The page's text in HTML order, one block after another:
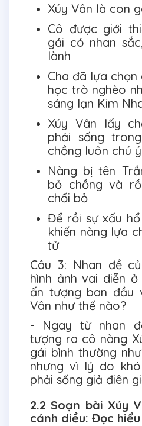
Xúy Vân là con
Cô được giới
gái có nhan
lành
Cha đã lựa
học trò nghèo
sáng lạn Kim
Xúy Vân lấy
phải sống
chồng luôn chú
Nàng bị tên
bỏ chồng và
chối bỏ
Để rồi sự xấu
khiến nàng lựa
tử
Câu 3: Nhan đề
hình ảnh vai diễn
ấn tượng ban đầu
Vân như thế nào?
- Ngay từ nhan
tượng ra cô nàng
gái bình thường
nhưng vì lý do
phải sống giả điên
2.2 Soạn bài Xúy
cánh diều: Đọc hiểu